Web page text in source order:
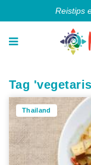
Reistips
Tag
Thailand